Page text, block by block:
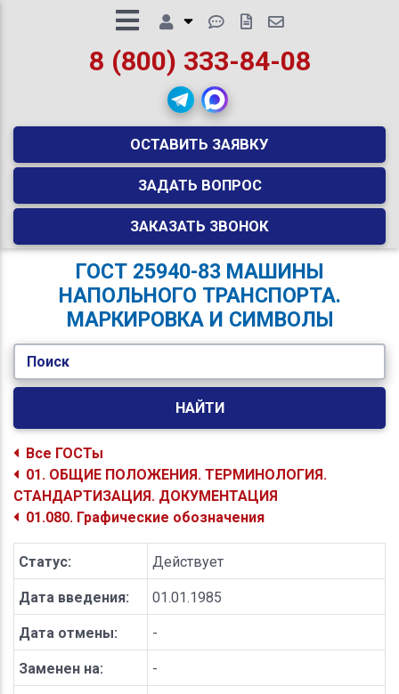
8 (800) 333-84-08
ОСТАВИТЬ ЗАЯВКУ
ЗАДАТЬ ВОПРОС
ЗАКАЗАТЬ ЗВОНОК
ГОСТ 25940-83 МАШИНЫ
НАПОЛЬНОГО ТРАНСПОРТА.
МАРКИРОВКА И СИМВОЛЫ
Поиск
НАЙТИ
Все ГОСТы
01. ОБЩИЕ ПОЛОЖЕНИЯ. ТЕРМИНОЛОГИЯ.
СТАНДАРТИЗАЦИЯ. ДОКУМЕНТАЦИЯ
01.080. Графические обозначения
Статус: Действует
Дата введения: 01.01.1985
Дата отмены: -
Заменен на: -